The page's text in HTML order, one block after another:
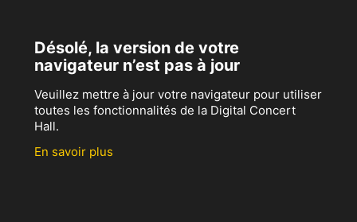
Désolé, la version de votre
navigateur n’est pas à jour
Veuillez mettre à jour votre navigateur pour utiliser
toutes les fonctionnalités de la Digital Concert
Hall.
En savoir plus